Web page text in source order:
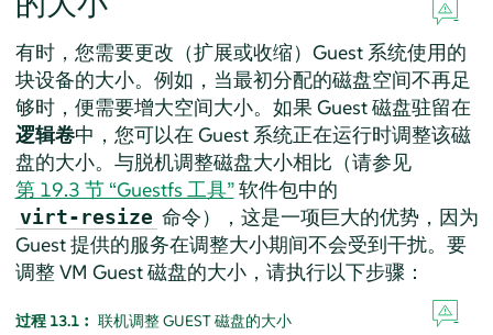
有时，您需要更改（扩展或收缩）Guest 系统使用的
块设备的大小。例如，当最初分配的磁盘空间不再足
够时，便需要增大空间大小。如果 Guest 磁盘驻留在
逻辑卷中，您可以在 Guest 系统正在运行时调整该磁
盘的大小。与脱机调整磁盘大小相比（请参见
第 19.3 节 “Guestfs 工具”软件包中的
virt-resize 命令），这是一项巨大的优势，因为
Guest 提供的服务在调整大小期间不会受到干扰。要
调整 VM Guest 磁盘的大小，请执行以下步骤：
过程 13.1︰ 联机调整 GUEST 磁盘的大小